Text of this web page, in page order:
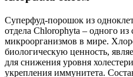
Суперфуд-порошок из
отдела Chlorophyta – одного
микроорганизмов в мире.
биологическую ценность,
для снижения уровня
укрепления иммунитета.